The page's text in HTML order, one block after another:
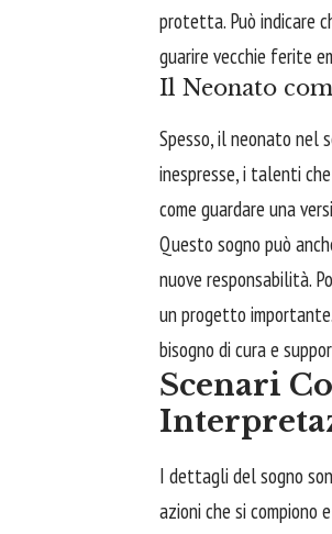
protetta. Può indicare
guarire vecchie ferite
Il Neonato
Spesso, il neonato nel
inespresse, i talenti
come guardare una
Questo sogno può
nuove responsabilità.
un progetto
bisogno di cura e
Scenari
I dettagli del sogno
azioni che si compiono